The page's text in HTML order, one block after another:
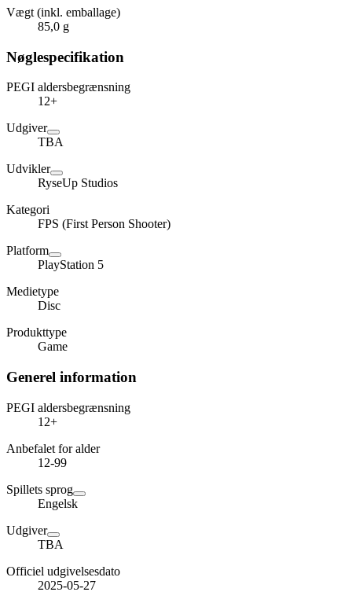
Vægt (inkl. emballage)
85,0 g
Nøglespecifikation
PEGI aldersbegrænsning
12+
Udgiver
TBA
Udvikler
RyseUp Studios
Kategori
FPS (First Person Shooter)
Platform
PlayStation 5
Medietype
Disc
Produkttype
Game
Generel information
PEGI aldersbegrænsning
12+
Anbefalet for alder
12-99
Spillets sprog
Engelsk
Udgiver
TBA
Officiel udgivelsesdato
2025-05-27